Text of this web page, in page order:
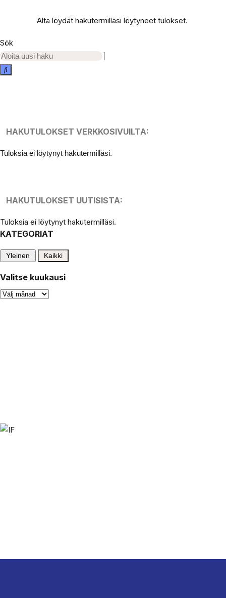
Alta löydät hakutermilläsi löytyneet tulokset.
Sök
HAKUTULOKSET VERKKOSIVUILTA:
Tuloksia ei löytynyt hakutermilläsi.
HAKUTULOKSET UUTISISTA:
Tuloksia ei löytynyt hakutermilläsi.
KATEGORIAT
Yleinen Kaikki
Valitse kuukausi
Valitse